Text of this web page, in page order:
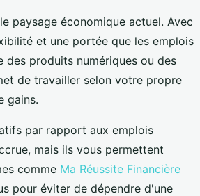
paysage économique actuel. Avec
et une portée que les emplois
des produits numériques ou des
de travailler selon votre propre
gains.
par rapport aux emplois
mais ils vous permettent
comme Ma Réussite Financière
pour éviter de dépendre d'une